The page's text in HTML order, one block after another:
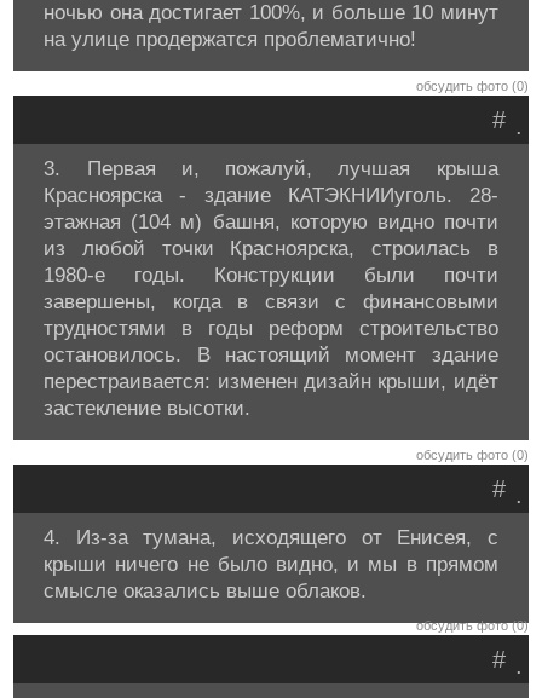
ночью она достигает 100%, и больше 10 минут
на улице продержатся проблематично!
обсудить фото (0)
.
#
3. Первая и, пожалуй, лучшая крыша
Красноярска - здание КАТЭКНИИуголь. 28-
этажная (104 м) башня, которую видно почти
из любой точки Красноярска, строилась в
1980-е годы. Конструкции были почти
завершены, когда в связи с финансовыми
трудностями в годы реформ строительство
остановилось. В настоящий момент здание
перестраивается: изменен дизайн крыши, идёт
застекление высотки.
обсудить фото (0)
.
#
4. Из-за тумана, исходящего от Енисея, с
крыши ничего не было видно, и мы в прямом
смысле оказались выше облаков.
обсудить фото (0)
.
#